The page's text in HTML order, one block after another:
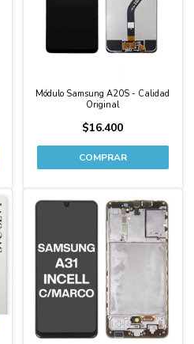
Módulo Samsung A20S - Calidad
Original
$16.400